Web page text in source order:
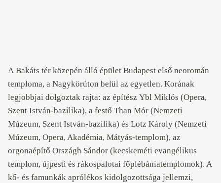
A Bakáts tér közepén álló épület Budapest első neoromán
temploma, a Nagykörúton belül az egyetlen. Korának
legjobbjai dolgoztak rajta: az építész Ybl Miklós (Opera,
Szent István-bazilika), a festő Than Mór (Nemzeti
Múzeum, Szent István-bazilika) és Lotz Károly (Nemzeti
Múzeum, Opera, Akadémia, Mátyás-templom), az
orgonaépítő Országh Sándor (kecskeméti evangélikus
templom, újpesti és rákospalotai főplébániatemplomok). A
kő- és famunkák aprólékos kidolgozottsága jellemzi,